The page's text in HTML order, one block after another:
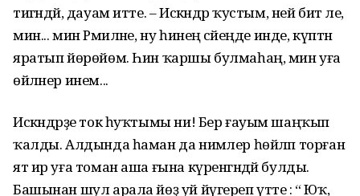
тигәндәй, дауам итте. – Искәндәр ҡустым, ней бит әле,
мин... мин Рәмиләне, ну һинең әсәйеңде инде, күптән
яратып йөрөйөм. Һин ҡаршы булмаһаң, мин уға
өйләнер инем...
Искәндәрҙе ток һуҡтымы ни! Бер ғауым шаңҡып
ҡалды. Алдында һаман да нимәлер һөйләп торған
ят ир уға томан аша ғына күренгәндәй булды.
Башынан шул арала йөҙ уй йүгереп үтте : “ Юҡ,